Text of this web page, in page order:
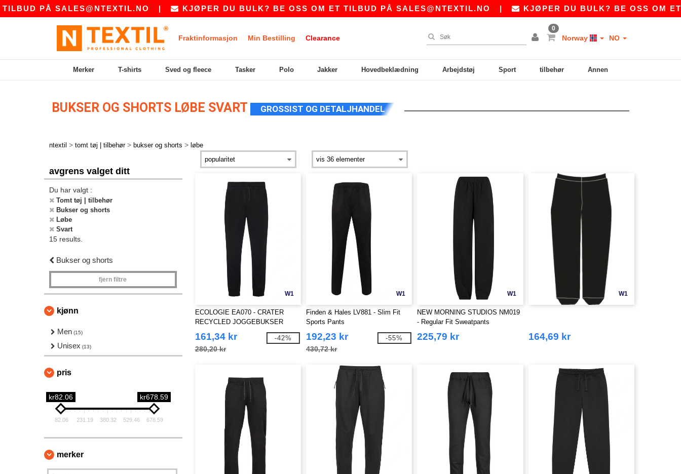
PÅSALES@NTEXTIL.NO| KJØPER DU BULK? BE OSS OM ET TILBUD PÅSALES@NTEXTIL.NO| KJØPER DU BULK? BE OSS OM ET
Fraktinformasjon Min Bestilling Clearance
0
Norway NO
Merker T-shirts Sved og fleece Tasker Polo Jakker Hovedbeklædning Arbejdstøj Sport tilbehør Annen
BUKSER OG SHORTS LØBE SVART GROSSIST OG DETALJHANDEL
ntextil > tomt tøj | tilbehør > bukser og shorts > løbe
avgrens valget ditt
Du har valgt :
Tomt tøj | tilbehør
Bukser og shorts
Løbe
Svart
15 results.
Bukser og shorts
fjern filtre
kjønn
Men (15)
Unisex (13)
pris
kr82.06 kr678.59
82.06 231.19 380.32 529.46 678.59
merker
W1
ECOLOGIE EA070 - CRATER
RECYCLED JOGGEBUKSER
161,34 kr
280,20 kr
-42%
W1
Finden & Hales LV881 - Slim Fit
Sports Pants
192,23 kr
430,72 kr
-55%
W1
NEW MORNING STUDIOS NM019
- Regular Fit Sweatpants
225,79 kr
W1
164,69 kr